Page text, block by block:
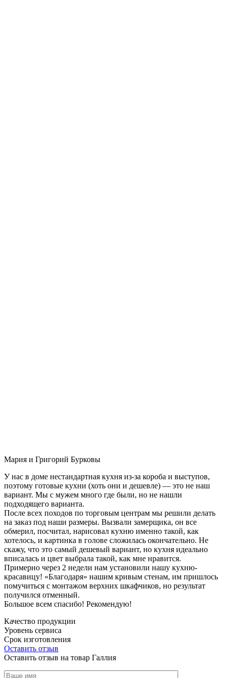
Мария и Григорий Бурковы
У нас в доме нестандартная кухня из-за короба и выступов,
поэтому готовые кухни (хоть они и дешевле) — это не наш
вариант. Мы с мужем много где были, но не нашли
подходящего варианта.
После всех походов по торговым центрам мы решили делать
на заказ под наши размеры. Вызвали замерщика, он все
обмерил, посчитал, нарисовал кухню именно такой, как
хотелось, и картинка в голове сложилась окончательно. Не
скажу, что это самый дешевый вариант, но кухня идеально
вписалась и цвет выбрала такой, как мне нравится.
Примерно через 2 недели нам установили нашу кухню-
красавицу! «Благодаря» нашим кривым стенам, им пришлось
помучиться с монтажом верхних шкафчиков, но результат
получился отменный.
Большое всем спасибо! Рекомендую!
Качество продукции
Уровень сервиса
Срок изготовления
Оставить отзыв
Оставить отзыв на товар Галлия